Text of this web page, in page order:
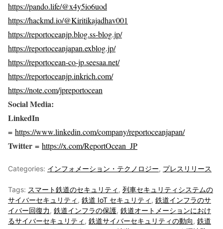
https://pando.life/@x4y5io6uod
https://hackmd.io/@Kiritikajadhav001
https://reportoceanjp.blog.ss-blog.jp/
https://reportoceanjapan.exblog.jp/
https://reportocean-co-jp.seesaa.net/
https://reportoceanjp.inkrich.com/
https://note.com/jpreportocean
Social Media:
LinkedIn
= https://www.linkedin.com/company/reportoceanjapan/
Twitter = https://x.com/ReportOcean_JP
Categories: インフォメーション・テクノロジー, プレスリリース
Tags: スマート鉄道のセキュリティ , 列車セキュリティシステムの
サイバーセキュリティ , 鉄道 IoT セキュリティ , 鉄道インフラのサ
イバー回復力, 鉄道インフラの保護, 鉄道オートメーションにおけ
るサイバーセキュリティ , 鉄道サイバーセキュリティの動向, 鉄道